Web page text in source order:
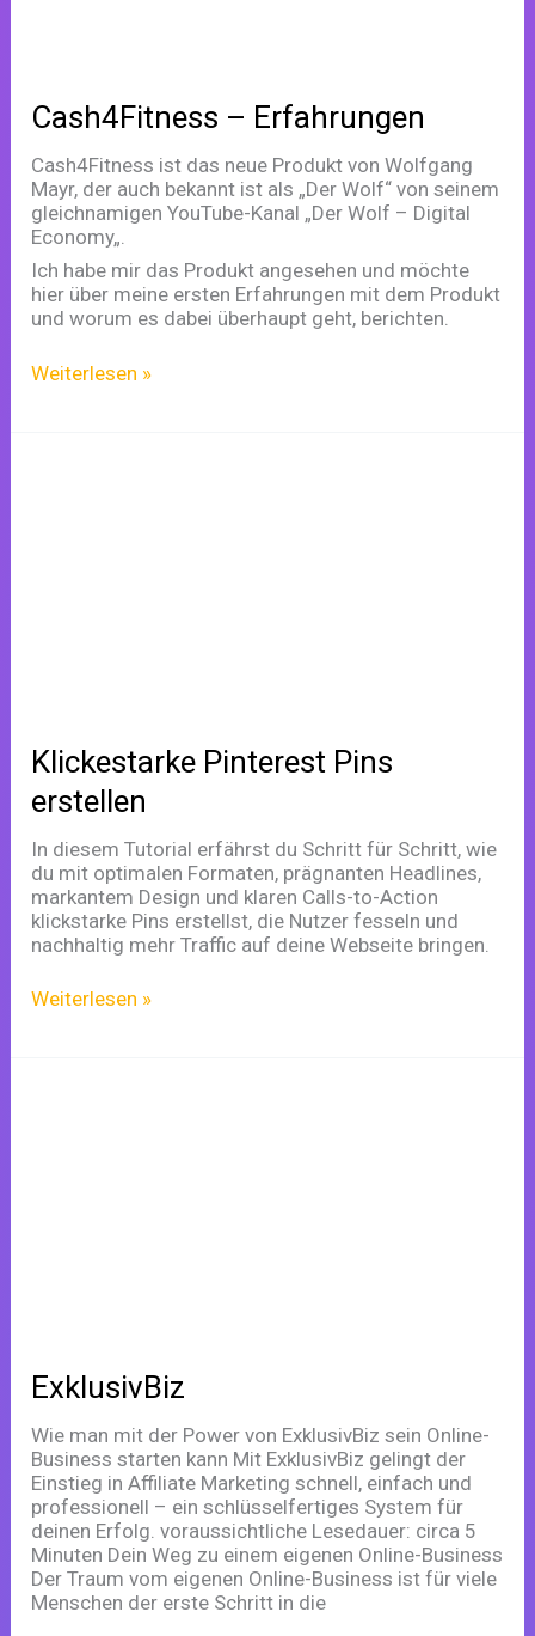
Cash4Fitness – Erfahrungen
Cash4Fitness ist das neue Produkt von Wolfgang
Mayr, der auch bekannt ist als „Der Wolf“ von seinem
gleichnamigen YouTube-Kanal „Der Wolf – Digital
Economy„.
Ich habe mir das Produkt angesehen und möchte
hier über meine ersten Erfahrungen mit dem Produkt
und worum es dabei überhaupt geht, berichten.
Weiterlesen »
Klickestarke Pinterest Pins
erstellen
In diesem Tutorial erfährst du Schritt für Schritt, wie
du mit optimalen Formaten, prägnanten Headlines,
markantem Design und klaren Calls-to-Action
klickstarke Pins erstellst, die Nutzer fesseln und
nachhaltig mehr Traffic auf deine Webseite bringen.
Weiterlesen »
ExklusivBiz
Wie man mit der Power von ExklusivBiz sein Online-
Business starten kann Mit ExklusivBiz gelingt der
Einstieg in Affiliate Marketing schnell, einfach und
professionell – ein schlüsselfertiges System für
deinen Erfolg. voraussichtliche Lesedauer: circa 5
Minuten Dein Weg zu einem eigenen Online-Business
Der Traum vom eigenen Online-Business ist für viele
Menschen der erste Schritt in die